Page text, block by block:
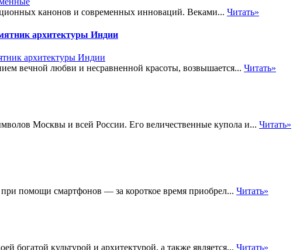
канонов и современных инноваций. Веками... Читать»
архитектуры Индии
вечной любви и несравненной красоты, возвышается... Читать»
Москвы и всей России. Его величественные купола и... Читать»
помощи смартфонов — за короткое время приобрел... Читать»
богатой культурой и архитектурой, а также является... Читать»